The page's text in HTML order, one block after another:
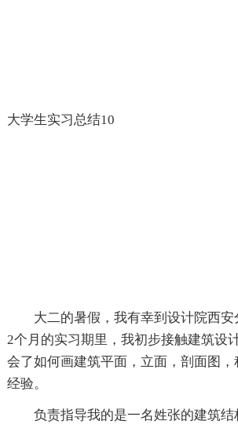
大学生实习总结10
大二的暑假，我有幸到设计院西
2个月的实习期里，我初步接触建筑设
会了如何画建筑平面，立面，剖面图
经验。
负责指导我的是一名姓张的建筑结